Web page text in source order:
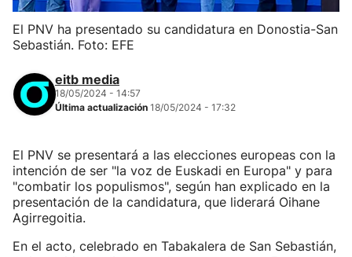
El PNV ha presentado su candidatura en Donostia-San
Sebastián. Foto: EFE
eitb media
18/05/2024 - 14:57
Última actualización 18/05/2024 - 17:32
El PNV se presentará a las elecciones europeas con la
intención de ser "la voz de Euskadi en Europa" y para
"combatir los populismos", según han explicado en la
presentación de la candidatura, que liderará Oihane
Agirregoitia.
En el acto, celebrado en Tabakalera de San Sebastián,